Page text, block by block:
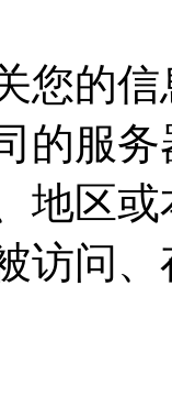
您的
的服
地区
访问